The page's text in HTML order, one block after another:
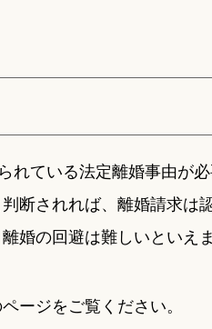
ている法定離婚事由が必
断されれば、離婚請求は
婚の回避は難しいといえま
ージをご覧ください。